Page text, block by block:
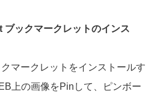
ブックマークレットのインス
マークレットをインストールす
上の画像をPinして、ピンボー